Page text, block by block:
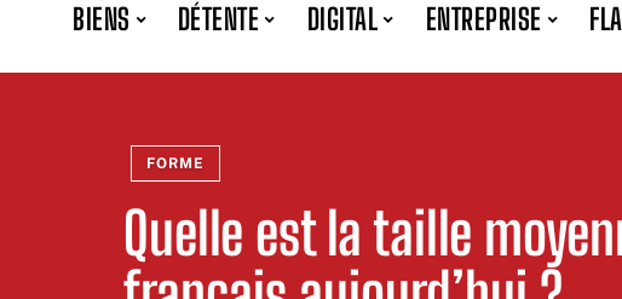
BIENS DÉTENTE DIGITAL ENTREPRISE
FORME
Quelle est la taille